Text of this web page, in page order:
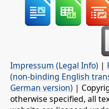
Impressum (Legal Info) |
(non-binding English
German version) |
otherwise specified, all